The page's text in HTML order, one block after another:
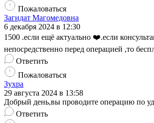
Пожаловаться
Загидат Магомедовна
6 декабря 2024 в 12:30
1500 .если ещё актуально ❤️.если
непосредственно перед операцией ,то
Ответить
Пожаловаться
Зухра
29 августа 2024 в 13:58
Добрый день,вы проводите операцию по
Ответить